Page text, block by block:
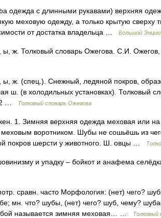
одежда с длинными рукавами) верхняя
меховую одежду, а только крытую сверху
от достатка владельца …
Большой
ж. Толковый словарь Ожегова. С.И.
ж. (спец.). Снежный, ледяной покров,
ш. (в холодильных установках). Толковый
…
Толковый словарь Ожегова
1. Зимняя верхняя одежда меховая или на
воротником. Шубы не сошьёшь из
покров шерсти у животного. Ш. овцы …
и упадку – бойкот и анафема
сравн. часто Морфология: (нет) чего?
мн. что? шубы, (нет) чего? шуб, чему?
называется зимняя меховая… …
Толковый